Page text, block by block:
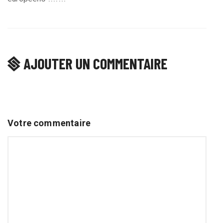
AJOUTER UN COMMENTAIRE
Votre commentaire